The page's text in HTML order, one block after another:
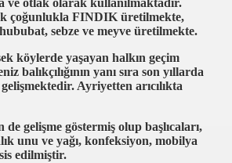
ve otlak olarak kullanılmaktadır.
çoğunlukla FINDIK üretilmekte,
sebze ve meyve üretilmekte.
köylerde yaşayan halkın geçim
balıkçılığının yanı sıra son yıllarda
gelişmektedir. Ayriyetten arıcılıkta
gelişme göstermiş olup başlıcaları,
unu ve yağı, konfeksiyon, mobilya
edilmiştir.